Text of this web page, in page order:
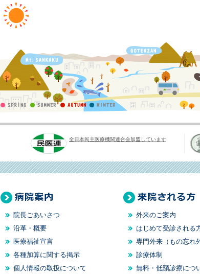
SPRIN
G
ER
MN
WINTE
R
全日本民主医療機関連合会加盟しています
院長ごあいさつ
沿革・概要
医療福祉宣言
各種加算に関する掲示
個人情報の取扱について
外来のご案内
はじめて受診される
専門外来（もの忘れ
診療体制
無料・低額診療につ